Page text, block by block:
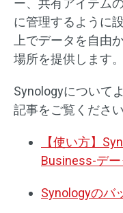
ー、共有アイテム
に管理するように
上でデータを自由
場所を提供します。
Synologyについて
記事をご覧ください
【使い方】
Business-デ
Synologyのバ